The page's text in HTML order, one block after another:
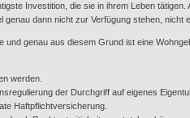
Investition, die sie in ihrem Leben tätigen.
dann nicht zur Verfügung stehen, nicht
und genau aus diesem Grund ist eine
werden.
der Durchgriff auf eigenes
Haftpflichtversicherung.